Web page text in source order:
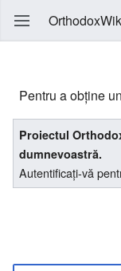
Pentru a obține
Proiectul
dumnevoastră.
Autentificați-vă